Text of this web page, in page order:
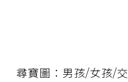
尋寶圖：男孩/女孩/交